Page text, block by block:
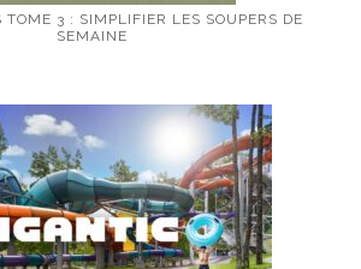
TOME 3 : SIMPLIFIER LES SOUPERS DE
SEMAINE